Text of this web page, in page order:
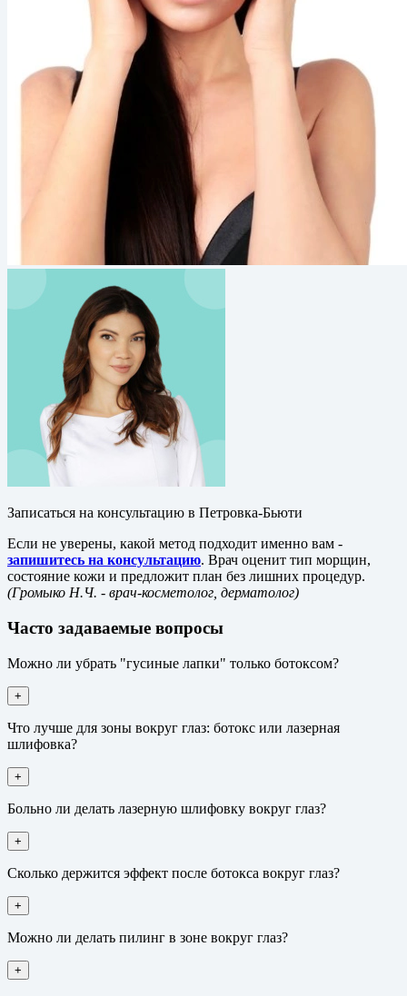
Записаться на консультацию в Петровка-Бьюти
Если не уверены, какой метод подходит именно вам -
запишитесь на консультацию. Врач оценит тип морщин,
состояние кожи и предложит план без лишних процедур.
(Громыко Н.Ч. - врач-косметолог, дерматолог)
Часто задаваемые вопросы
Можно ли убрать "гусиные лапки" только ботоксом?
+
Что лучше для зоны вокруг глаз: ботокс или лазерная
шлифовка?
+
Больно ли делать лазерную шлифовку вокруг глаз?
+
Сколько держится эффект после ботокса вокруг глаз?
+
Можно ли делать пилинг в зоне вокруг глаз?
+